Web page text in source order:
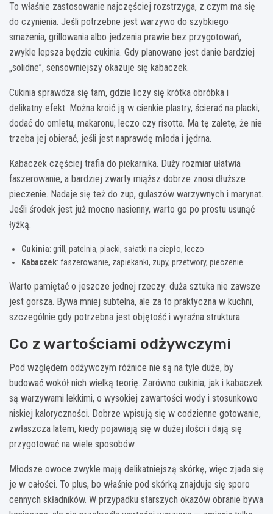
To właśnie zastosowanie najczęściej rozstrzyga, z czym ma się
do czynienia. Jeśli potrzebne jest warzywo do szybkiego
smażenia, grillowania albo jedzenia prawie bez przygotowań,
zwykle lepsza będzie cukinia. Gdy planowane jest danie bardziej
„solidne”, sensowniejszy okazuje się kabaczek.
Cukinia sprawdza się tam, gdzie liczy się krótka obróbka i
delikatny efekt. Można kroić ją w cienkie plastry, ścierać na placki,
dodać do omletu, makaronu, leczo czy risotta. Ma tę zaletę, że nie
trzeba jej obierać, jeśli jest naprawdę młoda i jędrna.
Kabaczek częściej trafia do piekarnika. Duży rozmiar ułatwia
faszerowanie, a bardziej zwarty miąższ dobrze znosi dłuższe
pieczenie. Nadaje się też do zup, gulaszów warzywnych i marynat.
Jeśli środek jest już mocno nasienny, warto go po prostu usunąć
łyżką.
Cukinia: grill, patelnia, placki, sałatki na ciepło, leczo
Kabaczek: faszerowanie, zapiekanki, zupy, przetwory, pieczenie
Warto pamiętać o jeszcze jednej rzeczy: duża sztuka nie zawsze
jest gorsza. Bywa mniej subtelna, ale za to praktyczna w kuchni,
szczególnie gdy potrzebna jest objętość i wyraźna struktura.
Co z wartościami odżywczymi
Pod względem odżywczym różnice nie są na tyle duże, by
budować wokół nich wielką teorię. Zarówno cukinia, jak i kabaczek
są warzywami lekkimi, o wysokiej zawartości wody i stosunkowo
niskiej kaloryczności. Dobrze wpisują się w codzienne gotowanie,
zwłaszcza latem, kiedy pojawiają się w dużej ilości i dają się
przygotować na wiele sposobów.
Młodsze owoce zwykle mają delikatniejszą skórkę, więc zjada się
je w całości. To plus, bo właśnie pod skórką znajduje się sporo
cennych składników. W przypadku starszych okazów obranie bywa